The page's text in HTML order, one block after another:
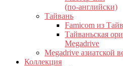
(по-английски)
Тайвань
Famicom из
Тайваньская
Megadrive
Megadrive азиатской
Коллекция